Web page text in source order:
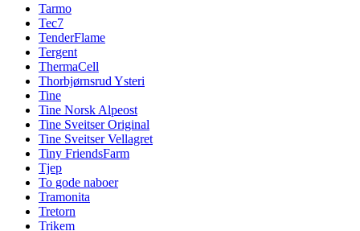
Tarmo
Tec7
TenderFlame
Tergent
ThermaCell
Thorbjørnsrud Ysteri
Tine
Tine Norsk Alpeost
Tine Sveitser Original
Tine Sveitser Vellagret
Tiny FriendsFarm
Tjep
To gode naboer
Tramonita
Tretorn
Trikem